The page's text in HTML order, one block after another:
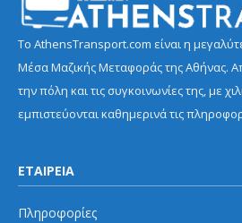
Το AthensTransport.com είναι η
Μέσα Μαζικής Μεταφοράς της Αθήνας.
την πόλη και τις συγκοινωνίες της, με
εμπιστεύονται καθημερινά τις
ΕΤΑΙΡΕΙΑ
Πληροφορίες